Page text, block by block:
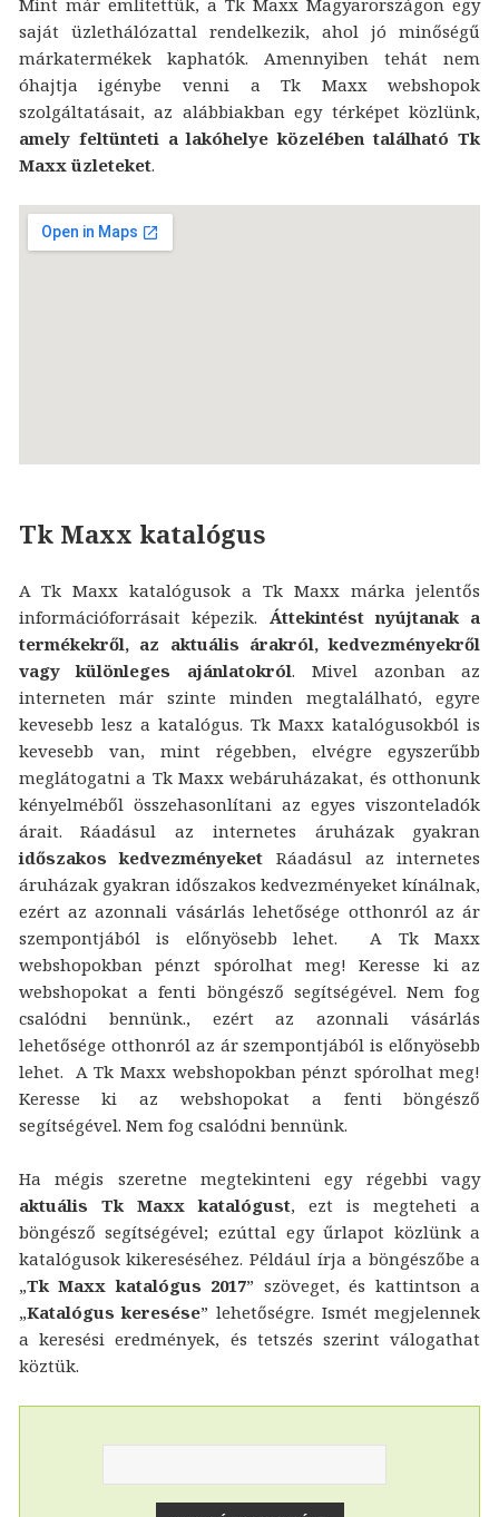
saját üzlethálózattal rendelkezik, ahol jó minőségű
márkatermékek kaphatók. Amennyiben tehát nem
óhajtja igénybe venni a Tk Maxx webshopok
szolgáltatásait, az alábbiakban egy térképet közlünk,
amely feltünteti a lakóhelye közelében található Tk
Maxx üzleteket.
Tk Maxx katalógus
A Tk Maxx katalógusok a Tk Maxx márka jelentős
információforrásait képezik. Áttekintést nyújtanak a
termékekről, az aktuális árakról, kedvezményekről
vagy különleges ajánlatokról. Mivel azonban az
interneten már szinte minden megtalálható, egyre
kevesebb lesz a katalógus. Tk Maxx katalógusokból is
kevesebb van, mint régebben, elvégre egyszerűbb
meglátogatni a Tk Maxx webáruházakat, és otthonunk
kényelméből összehasonlítani az egyes viszonteladók
árait. Ráadásul az internetes áruházak gyakran
időszakos kedvezményeket Ráadásul az internetes
áruházak gyakran időszakos kedvezményeket kínálnak,
ezért az azonnali vásárlás lehetősége otthonról az ár
szempontjából is előnyösebb lehet. A Tk Maxx
webshopokban pénzt spórolhat meg! Keresse ki az
webshopokat a fenti böngésző segítségével. Nem fog
csalódni bennünk., ezért az azonnali vásárlás
lehetősége otthonról az ár szempontjából is előnyösebb
lehet. A Tk Maxx webshopokban pénzt spórolhat meg!
Keresse ki az webshopokat a fenti böngésző
segítségével. Nem fog csalódni bennünk.
Ha mégis szeretne megtekinteni egy régebbi vagy
aktuális Tk Maxx katalógust, ezt is megteheti a
böngésző segítségével; ezúttal egy űrlapot közlünk a
katalógusok kikereséséhez. Például írja a böngészőbe a
„Tk Maxx katalógus 2017” szöveget, és kattintson a
„Katalógus keresése” lehetőségre. Ismét megjelennek
a keresési eredmények, és tetszés szerint válogathat
köztük.